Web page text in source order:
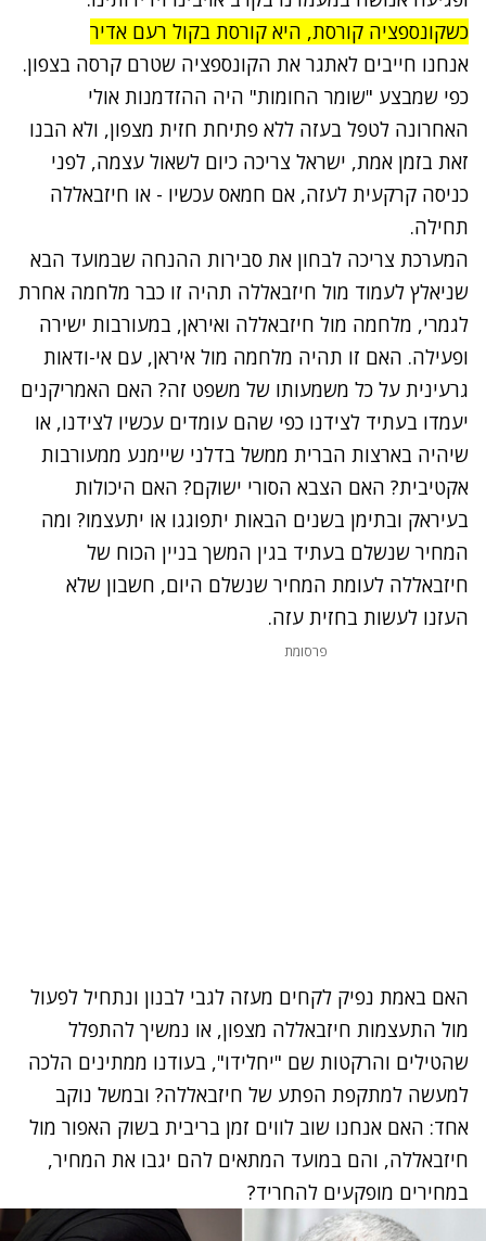
כשקונספציה קורסת, היא קורסת בקול רעם אדיר
אנחנו חייבים לאתגר את הקונספציה שטרם קרסה בצפון.
כפי שמבצע "שומר החומות" היה ההזדמנות אולי
האחרונה לטפל בעזה ללא פתיחת חזית מצפון, ולא הבנו
זאת בזמן אמת, ישראל צריכה כיום לשאול עצמה, לפני
כניסה קרקעית לעזה, אם חמאס עכשיו - או חיזבאללה
תחילה.
המערכת צריכה לבחון את סבירות ההנחה שבמועד הבא
שניאלץ לעמוד מול חיזבאללה תהיה זו כבר מלחמה אחרת
לגמרי, מלחמה מול חיזבאללה ואיראן, במעורבות ישירה
ופעילה. האם זו תהיה מלחמה מול איראן, עם אי-ודאות
גרעינית על כל משמעותו של משפט זה? האם האמריקנים
יעמדו בעתיד לצידנו כפי שהם עומדים עכשיו לצידנו, או
שיהיה בארצות הברית ממשל בדלני שיימנע ממעורבות
אקטיבית? האם הצבא הסורי ישוקם? האם היכולות
בעיראק ובתימן בשנים הבאות יתפוגגו או יתעצמו? ומה
המחיר שנשלם בעתיד בגין המשך בניין הכוח של
חיזבאללה לעומת המחיר שנשלם היום, חשבון שלא
העזנו לעשות בחזית עזה.
פרסומת
האם באמת נפיק לקחים מעזה לגבי לבנון ונתחיל לפעול
מול התעצמות חיזבאללה מצפון, או נמשיך להתפלל
שהטילים והרקטות שם "יחלידו", בעודנו ממתינים הלכה
למעשה למתקפת הפתע של חיזבאללה? ובמשל נוקב
אחד: האם אנחנו שוב לווים זמן בריבית בשוק האפור מול
חיזבאללה, והם במועד המתאים להם יגבו את המחיר,
במחירים מופקעים להחריד?